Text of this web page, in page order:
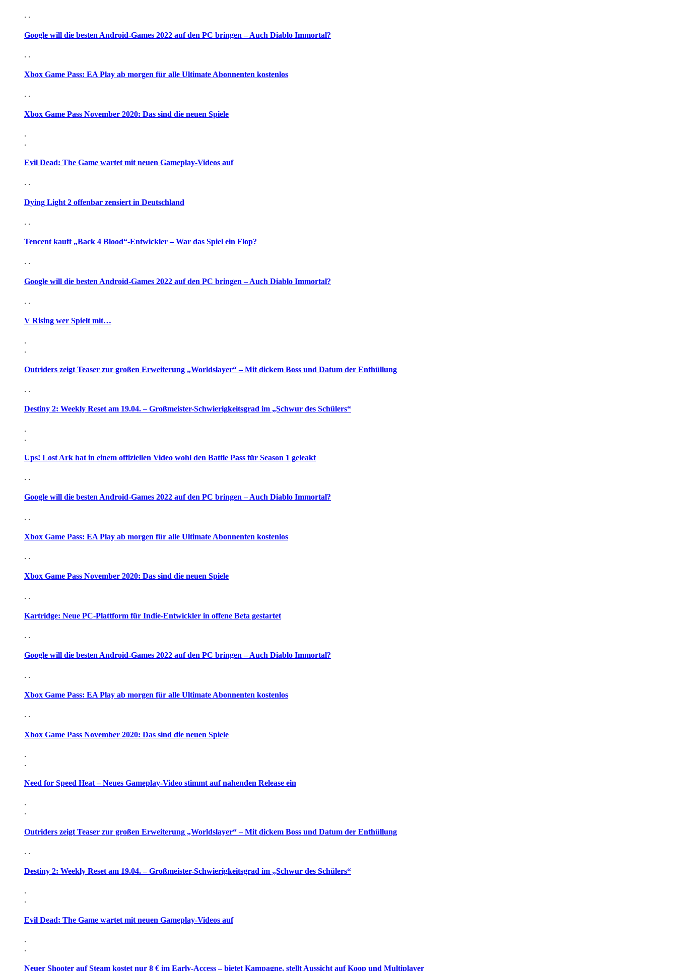
. .
Google will die besten Android-Games 2022 auf den PC bringen – Auch Diablo Immortal?
. .
Xbox Game Pass: EA Play ab morgen für alle Ultimate Abonnenten kostenlos
. .
Xbox Game Pass November 2020: Das sind die neuen Spiele
.
.
Evil Dead: The Game wartet mit neuen Gameplay-Videos auf
. .
Dying Light 2 offenbar zensiert in Deutschland
. .
Tencent kauft „Back 4 Blood“-Entwickler – War das Spiel ein Flop?
. .
Google will die besten Android-Games 2022 auf den PC bringen – Auch Diablo Immortal?
. .
V Rising wer Spielt mit…
.
.
Outriders zeigt Teaser zur großen Erweiterung „Worldslayer“ – Mit dickem Boss und Datum der Enthüllung
. .
Destiny 2: Weekly Reset am 19.04. – Großmeister-Schwierigkeitsgrad im „Schwur des Schülers“
.
.
Ups! Lost Ark hat in einem offiziellen Video wohl den Battle Pass für Season 1 geleakt
. .
Google will die besten Android-Games 2022 auf den PC bringen – Auch Diablo Immortal?
. .
Xbox Game Pass: EA Play ab morgen für alle Ultimate Abonnenten kostenlos
. .
Xbox Game Pass November 2020: Das sind die neuen Spiele
. .
Kartridge: Neue PC-Plattform für Indie-Entwickler in offene Beta gestartet
. .
Google will die besten Android-Games 2022 auf den PC bringen – Auch Diablo Immortal?
. .
Xbox Game Pass: EA Play ab morgen für alle Ultimate Abonnenten kostenlos
. .
Xbox Game Pass November 2020: Das sind die neuen Spiele
.
.
Need for Speed Heat – Neues Gameplay-Video stimmt auf nahenden Release ein
.
.
Outriders zeigt Teaser zur großen Erweiterung „Worldslayer“ – Mit dickem Boss und Datum der Enthüllung
. .
Destiny 2: Weekly Reset am 19.04. – Großmeister-Schwierigkeitsgrad im „Schwur des Schülers“
.
.
Evil Dead: The Game wartet mit neuen Gameplay-Videos auf
.
.
Neuer Shooter auf Steam kostet nur 8 € im Early-Access – bietet Kampagne, stellt Aussicht auf Koop und Multiplayer